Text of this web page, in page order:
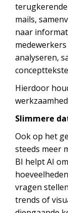
mails,
naar
analyseren,
Hierdoor
Slimmere
Ook op het
steeds meer
BI helpt AI
vragen
trends of